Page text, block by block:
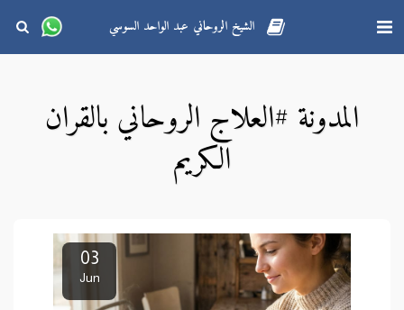
الشيخ الروحاني عبد الواحد السوسي
المدونة #العلاج الروحاني بالقران
الكريم
03
Jun